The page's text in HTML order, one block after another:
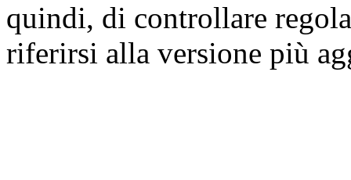
quindi, di controllare
riferirsi alla versione più